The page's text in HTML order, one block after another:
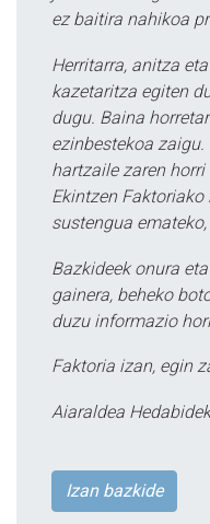
ez baitira nahikoa
Herritarra, anitza
kazetaritza egiten
dugu. Baina
ezinbestekoa zaigu.
hartzaile zaren
Ekintzen Faktoriako
sustengua
Bazkideek onura
gainera, beheko
duzu informazio
Faktoria izan, egin
Aiaraldea
Izan bazkide